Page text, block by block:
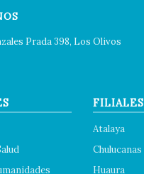
Prada 398, Los Olivos
FILIALES
Atalaya
Chulucanas
Huaura